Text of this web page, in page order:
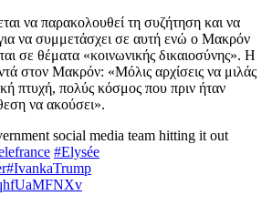
να παρακολουθεί τη συζήτηση και να
να συμμετάσχει σε αυτή ενώ ο Μακρόν
σε θέματα «κοινωνικής δικαιοσύνης». Η
στον Μακρόν: «Μόλις αρχίσεις να μιλάς
πτυχή, πολύς κόσμος που πριν ήταν
να ακούσει».
social media team hitting it out
#Elysée
#IvankaTrump